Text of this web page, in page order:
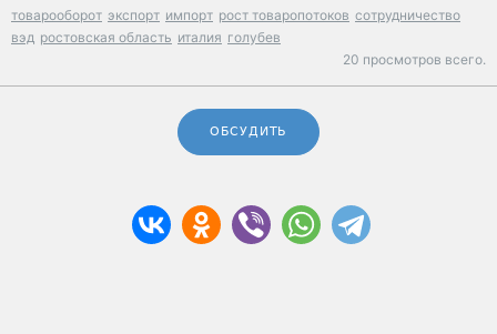
товарооборот экспорт импорт рост товаропотоков сотрудничество
вэд ростовская область италия голубев
20 просмотров всего.
ОБСУДИТЬ